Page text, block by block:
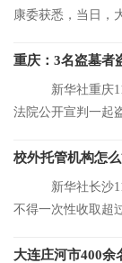
康委获悉，当日，
重庆：3名盗墓者
新华社重庆11
法院公开宣判一起
校外托管机构怎
新华社长沙11
不得一次性收取超
大连庄河市400余